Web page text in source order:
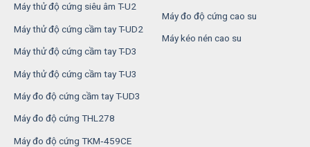
Máy thử độ cứng siêu âm T-U2
Máy thử độ cứng cầm tay T-UD2
Máy thử độ cứng cầm tay T-D3
Máy thử độ cứng cầm tay T-U3
Máy đo độ cứng cầm tay T-UD3
Máy đo độ cứng THL278
Máy đo độ cứng TKM‑459CE
Máy đo độ cứng cao su
Máy kéo nén cao su